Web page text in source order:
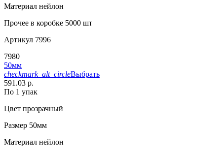
Материал нейлон
Прочее в коробке 5000 шт
Артикул 7996
7980
50мм
checkmark_alt_circleВыбрать
591.03 р.
По 1 упак
Цвет прозрачный
Размер 50мм
Материал нейлон